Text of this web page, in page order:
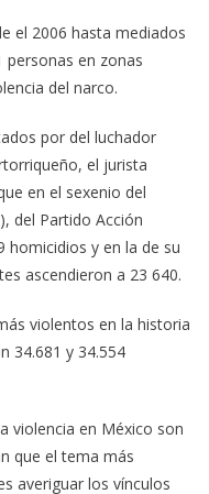
el 2006 hasta mediados
personas en zonas
del narco.
por del luchador
el jurista
en el sexenio del
del Partido Acción
homicidios y en la de su
ascendieron a 23 640.
violentos en la historia
34.681 y 34.554
violencia en México son
que el tema más
averiguar los vínculos